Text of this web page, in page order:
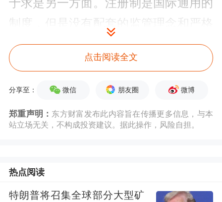
于求是另一方面。注册制是国际通用的
制度，但是没有配套的监管理念和严格
执法，信披就容易成为欺诈上市的遮羞
布。排队上市也成为一道奇观，放慢
IPO节奏有利于对注册制的再完善，更
者为本”的定位信号。
三尺非一日之寒，A股的规模已经达
5300多家，接近美股的规模，但是市值
点击阅读全文
分享至： 微信 朋友圈 微博
郑重声明： 东方财富发布此内容旨在传播更多信息，与本
站立场无关，不构成投资建议。据此操作，风险自担。
热点阅读
特朗普将召集全球部分大型矿